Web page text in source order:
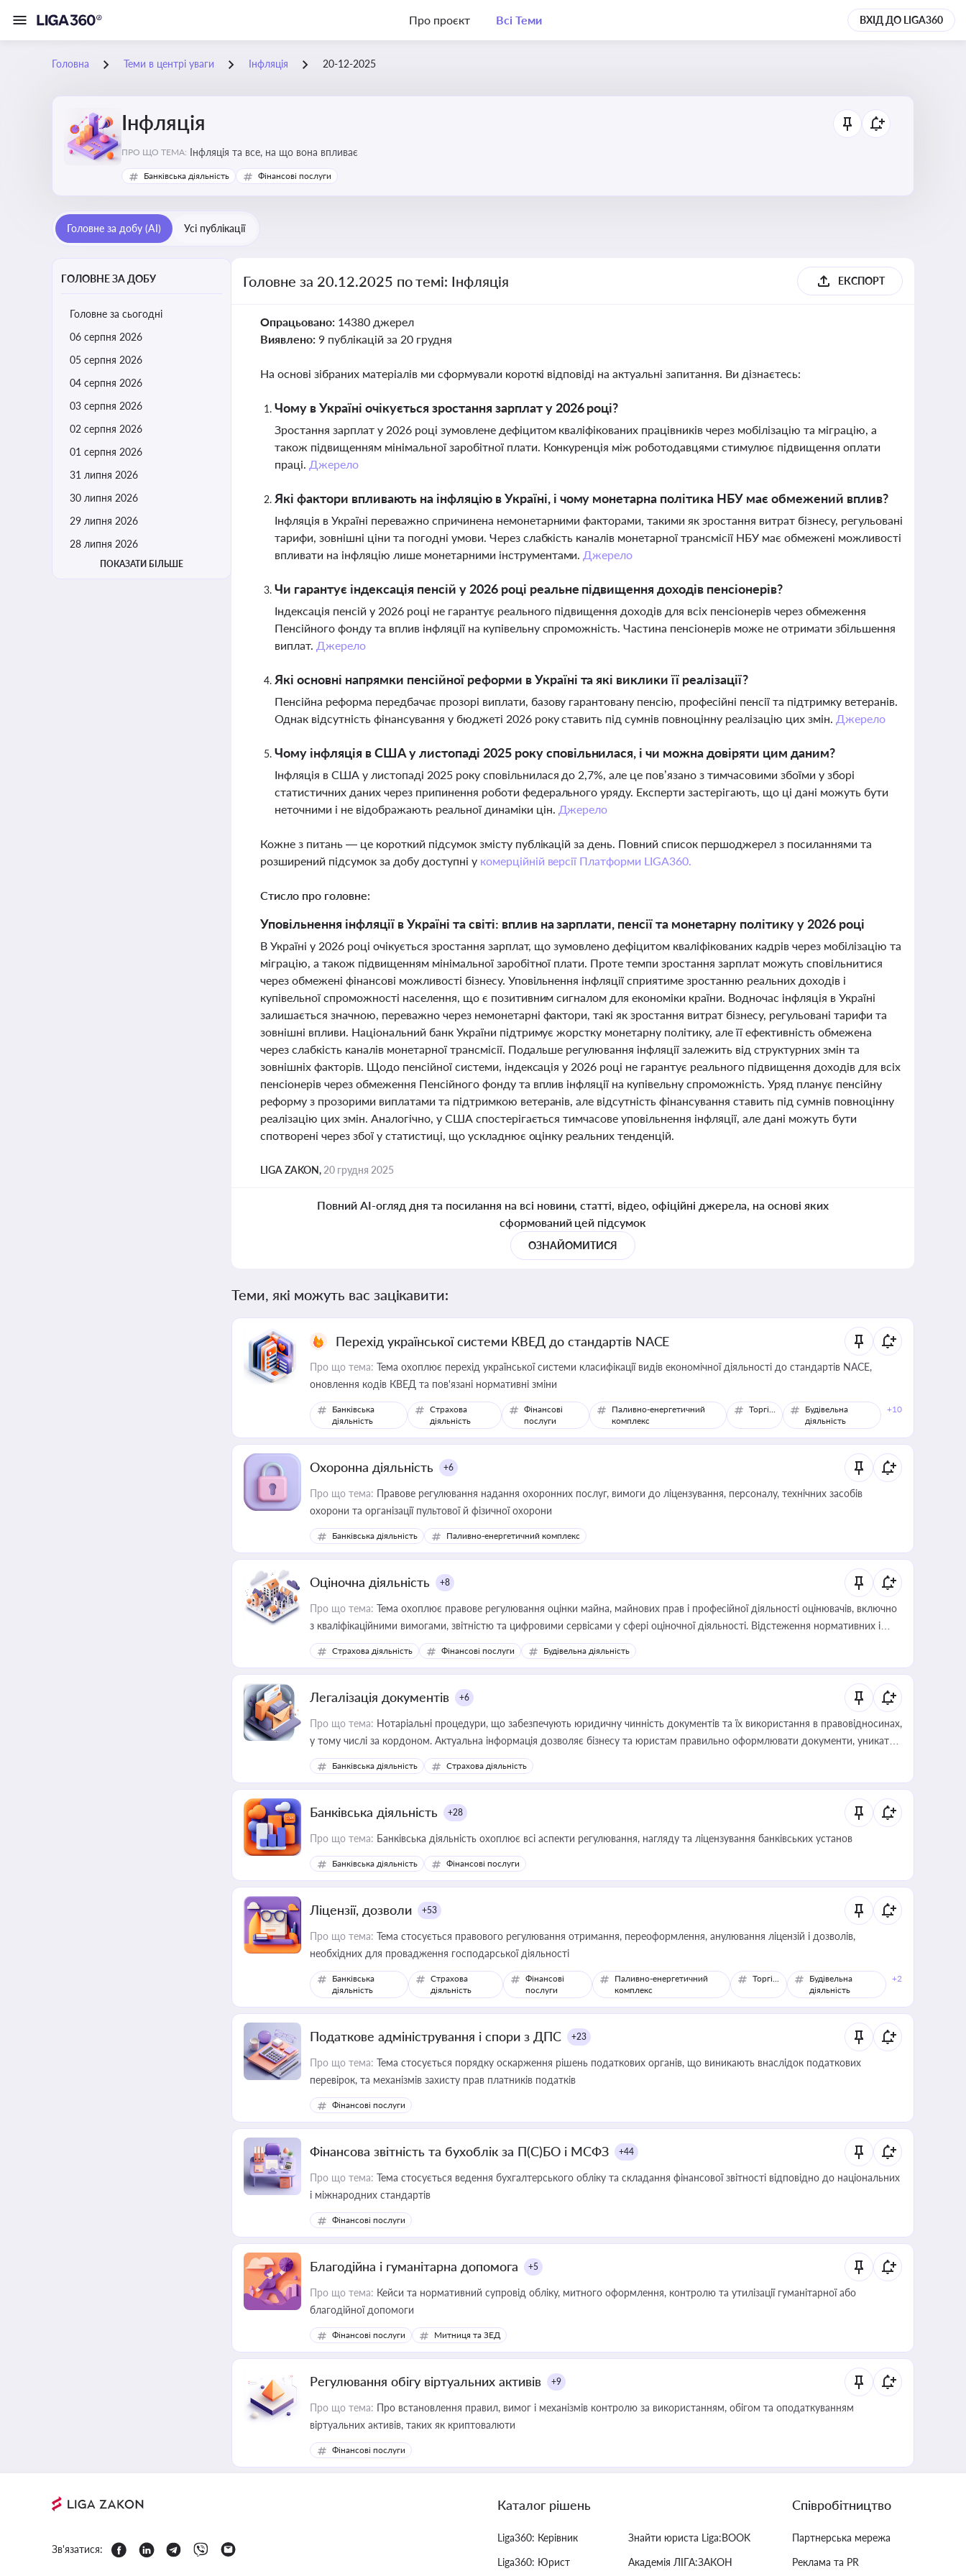
Про проєкт Всі Теми ВХІД ДО LIGA360
Головна Теми в центрі уваги Інфляція 20-12-2025
Інфляція
ПРО ЩО ТЕМА: Інфляція та все, на що вона впливає
Банківська діяльність Фінансові послуги
Головне за добу (AI) Усі публікації
ГОЛОВНЕ ЗА ДОБУ
Головне за сьогодні
06 серпня 2026
05 серпня 2026
04 серпня 2026
03 серпня 2026
02 серпня 2026
01 серпня 2026
31 липня 2026
30 липня 2026
29 липня 2026
28 липня 2026
ПОКАЗАТИ БІЛЬШЕ
Головне за 20.12.2025 по темі: Інфляція ЕКСПОРТ
Опрацьовано: 14380 джерел
Виявлено: 9 публікацій за 20 грудня
На основі зібраних матеріалів ми сформували короткі відповіді на актуальні запитання. Ви дізнаєтесь:
Чому в Україні очікується зростання зарплат у 2026 році?
Зростання зарплат у 2026 році зумовлене дефіцитом кваліфікованих працівників через мобілізацію та міграцію, а
також підвищенням мінімальної заробітної плати. Конкуренція між роботодавцями стимулює підвищення оплати
праці. Джерело
Які фактори впливають на інфляцію в Україні, і чому монетарна політика НБУ має обмежений вплив?
Інфляція в Україні переважно спричинена немонетарними факторами, такими як зростання витрат бізнесу, регульовані
тарифи, зовнішні ціни та погодні умови. Через слабкість каналів монетарної трансмісії НБУ має обмежені можливості
впливати на інфляцію лише монетарними інструментами. Джерело
Чи гарантує індексація пенсій у 2026 році реальне підвищення доходів пенсіонерів?
Індексація пенсій у 2026 році не гарантує реального підвищення доходів для всіх пенсіонерів через обмеження
Пенсійного фонду та вплив інфляції на купівельну спроможність. Частина пенсіонерів може не отримати збільшення
виплат. Джерело
Які основні напрямки пенсійної реформи в Україні та які виклики її реалізації?
Пенсійна реформа передбачає прозорі виплати, базову гарантовану пенсію, професійні пенсії та підтримку ветеранів.
Однак відсутність фінансування у бюджеті 2026 року ставить під сумнів повноцінну реалізацію цих змін. Джерело
Чому інфляція в США у листопаді 2025 року сповільнилася, і чи можна довіряти цим даним?
Інфляція в США у листопаді 2025 року сповільнилася до 2,7%, але це пов’язано з тимчасовими збоїми у зборі
статистичних даних через припинення роботи федерального уряду. Експерти застерігають, що ці дані можуть бути
неточними і не відображають реальної динаміки цін. Джерело
Кожне з питань — це короткий підсумок змісту публікацій за день. Повний список першоджерел з посиланнями та
розширений підсумок за добу доступні у комерційній версії Платформи LIGA360.
Стисло про головне:
Уповільнення інфляції в Україні та світі: вплив на зарплати, пенсії та монетарну політику у 2026 році
В Україні у 2026 році очікується зростання зарплат, що зумовлено дефіцитом кваліфікованих кадрів через мобілізацію та
міграцію, а також підвищенням мінімальної заробітної плати. Проте темпи зростання зарплат можуть сповільнитися
через обмежені фінансові можливості бізнесу. Уповільнення інфляції сприятиме зростанню реальних доходів і
купівельної спроможності населення, що є позитивним сигналом для економіки країни. Водночас інфляція в Україні
залишається значною, переважно через немонетарні фактори, такі як зростання витрат бізнесу, регульовані тарифи та
зовнішні впливи. Національний банк України підтримує жорстку монетарну політику, але її ефективність обмежена
через слабкість каналів монетарної трансмісії. Подальше регулювання інфляції залежить від структурних змін та
зовнішніх факторів. Щодо пенсійної системи, індексація у 2026 році не гарантує реального підвищення доходів для всіх
пенсіонерів через обмеження Пенсійного фонду та вплив інфляції на купівельну спроможність. Уряд планує пенсійну
реформу з прозорими виплатами та підтримкою ветеранів, але відсутність фінансування ставить під сумнів повноцінну
реалізацію цих змін. Аналогічно, у США спостерігається тимчасове уповільнення інфляції, але дані можуть бути
спотворені через збої у статистиці, що ускладнює оцінку реальних тенденцій.
LIGA ZAKON, 20 грудня 2025
Повний AI-огляд дня та посилання на всі новини, статті, відео, офіційні джерела, на основі яких
сформований цей підсумок
ОЗНАЙОМИТИСЯ
Теми, які можуть вас зацікавити:
Перехід української системи КВЕД до стандартів NACE
Про що тема: Тема охоплює перехід української системи класифікації видів економічної діяльності до стандартів NACE,
оновлення кодів КВЕД та пов'язані нормативні зміни
Банківська
діяльність
Страхова
діяльність
Фінансові
послуги
Паливно-енергетичний
комплекс
Торгівля
Будівельна
діяльність
+10
Охоронна діяльність +6
Про що тема: Правове регулювання надання охоронних послуг, вимоги до ліцензування, персоналу, технічних засобів
охорони та організації пультової й фізичної охорони
Банківська діяльність Паливно-енергетичний комплекс
Оціночна діяльність +8
Про що тема: Тема охоплює правове регулювання оцінки майна, майнових прав і професійної діяльності оцінювачів, включно
з кваліфікаційними вимогами, звітністю та цифровими сервісами у сфері оціночної діяльності. Відстеження нормативних і
медійних змін у цій сфері корисне для власника бізнесу, керівника, юриста або бухгалтера під час оподаткування,
приватизації, оренди державного майна, корпоративних угод і перевірки статусу суб'єктів оціночної діяльності
Страхова діяльність Фінансові послуги Будівельна діяльність
Легалізація документів +6
Про що тема: Нотаріальні процедури, що забезпечують юридичну чинність документів та їх використання в правовідносинах,
у тому числі за кордоном. Актуальна інформація дозволяє бізнесу та юристам правильно оформлювати документи, уникати
ризиків недійсності та забезпечувати їх належне прийняття органами влади та контрагентами
Банківська діяльність Страхова діяльність
Банківська діяльність +28
Про що тема: Банківська діяльність охоплює всі аспекти регулювання, нагляду та ліцензування банківських установ
Банківська діяльність Фінансові послуги
Ліцензії, дозволи +53
Про що тема: Тема стосується правового регулювання отримання, переоформлення, анулювання ліцензій і дозволів,
необхідних для провадження господарської діяльності
Банківська
діяльність
Страхова
діяльність
Фінансові
послуги
Паливно-енергетичний
комплекс
Торгівля
Будівельна
діяльність
+2
Податкове адміністрування і спори з ДПС +23
Про що тема: Тема стосується порядку оскарження рішень податкових органів, що виникають внаслідок податкових
перевірок, та механізмів захисту прав платників податків
Фінансові послуги
Фінансова звітність та бухоблік за П(С)БО і МСФЗ +44
Про що тема: Тема стосується ведення бухгалтерського обліку та складання фінансової звітності відповідно до національних
і міжнародних стандартів
Фінансові послуги
Благодійна і гуманітарна допомога +5
Про що тема: Кейси та нормативний супровід обліку, митного оформлення, контролю та утилізації гуманітарної або
благодійної допомоги
Фінансові послуги Митниця та ЗЕД
Регулювання обігу віртуальних активів +9
Про що тема: Про встановлення правил, вимог і механізмів контролю за використанням, обігом та оподаткуванням
віртуальних активів, таких як криптовалюти
Фінансові послуги
Зв'язатися:
Каталог рішень
Liga360: Керівник
Liga360: Юрист
Знайти юриста Liga:BOOK
Академія ЛІГА:ЗАКОН
Співробітництво
Партнерська мережа
Реклама та PR